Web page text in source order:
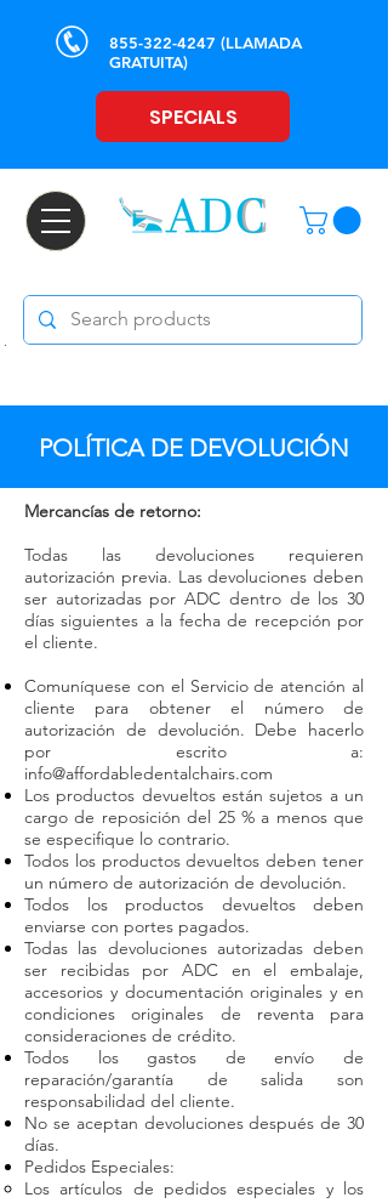
855-322-4247 (LLAMADA
GRATUITA)
SPECIALS
POLÍTICA DE DEVOLUCIÓN
Mercancías de retorno:
Todas las devoluciones requieren
autorización previa. Las devoluciones deben
ser autorizadas por ADC dentro de los 30
días siguientes a la fecha de recepción por
el cliente.
Comuníquese con el Servicio de atención al
cliente para obtener el número de
autorización de devolución. Debe hacerlo
por escrito a:
info@affordabledentalchairs.com
Los productos devueltos están sujetos a un
cargo de reposición del 25 % a menos que
se especifique lo contrario.
Todos los productos devueltos deben tener
un número de autorización de devolución.
Todos los productos devueltos deben
enviarse con portes pagados.
Todas las devoluciones autorizadas deben
ser recibidas por ADC en el embalaje,
accesorios y documentación originales y en
condiciones originales de reventa para
consideraciones de crédito.
Todos los gastos de envío de
reparación/garantía de salida son
responsabilidad del cliente.
No se aceptan devoluciones después de 30
días.
Pedidos Especiales:
Los artículos de pedidos especiales y los